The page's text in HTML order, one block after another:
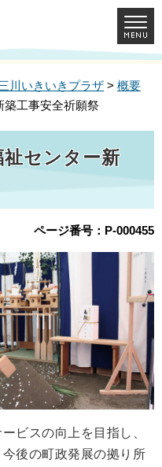
三川いきいきプラザ > 概要
工事安全祈願祭
祉センター新
ページ番号：P-000455
ビスの向上を目指し、
後の町政発展の拠り所